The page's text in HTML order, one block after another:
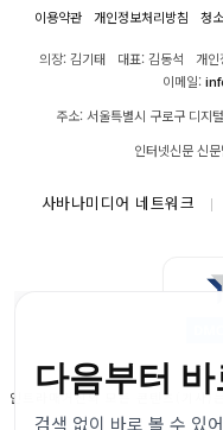
이용약관 개인정보처리방침 청
의장: 김기태 대표: 김동석 개
이메일:
주소: 서울특별시 구로구 디지
인터넷신문 신
사바나미디어 네트워크
인트라매거진의 모든 콘텐츠(기사)
다음부터
검색 없이 바로 볼 수 있